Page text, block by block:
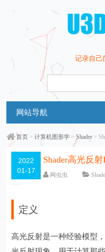
记录自己
网站导航
首页 >计算机图形学 >Shader >
2022
01-17
Shader高光反射
网虫虫
定义
高光反射是一种经验模型